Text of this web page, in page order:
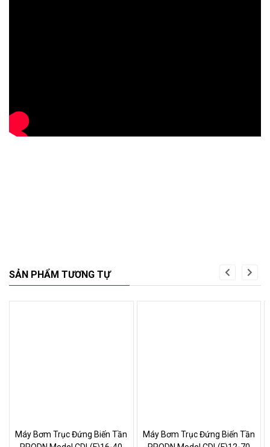
SẢN PHẨM TƯƠNG TỰ
Máy Bơm Trục Đứng Biến Tần
Máy Bơm Trục Đứng Biến Tần